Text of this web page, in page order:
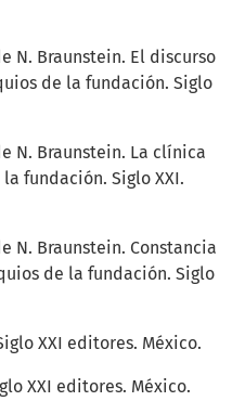
N. Braunstein. El discurso
de la fundación. Siglo
N. Braunstein. La clínica
fundación. Siglo XXI.
N. Braunstein. Constancia
de la fundación. Siglo
XXI editores. México.
XXI editores. México.